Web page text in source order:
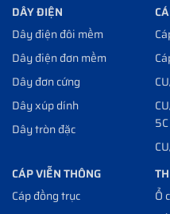
DÂY ĐIỆN
Dây điện đôi mềm
Dây điện đơn mềm
Dây đơn cứng
Dây xúp dính
Dây tròn đặc
5C
CÁP VIỄN THÔNG
Cáp đồng trục
Ổ